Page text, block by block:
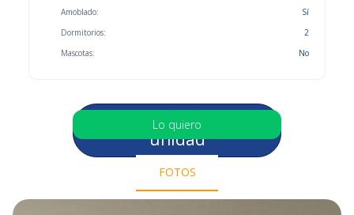
Amoblado:
Dormitorios:
Mascotas:
Sí
2
No
Selecciona otra
unidad
Lo quiero
FOTOS